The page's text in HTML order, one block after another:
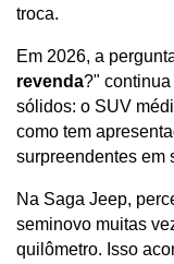
troca.
Em 2026, a
revenda?"
sólidos: o SUV
como tem
surpreendentes em
Na Saga Jeep,
seminovo muitas
quilômetro. Isso